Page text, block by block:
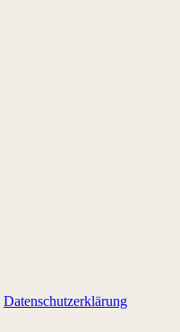
Datenschutzerklärung